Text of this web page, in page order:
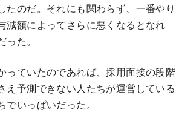
のだ。それにも関わらず、一番やり
減額によってさらに悪くなるとなれ
た。
っていたのであれば、採用面接の段階
予測できない人たちが運営している
いっぱいだった。